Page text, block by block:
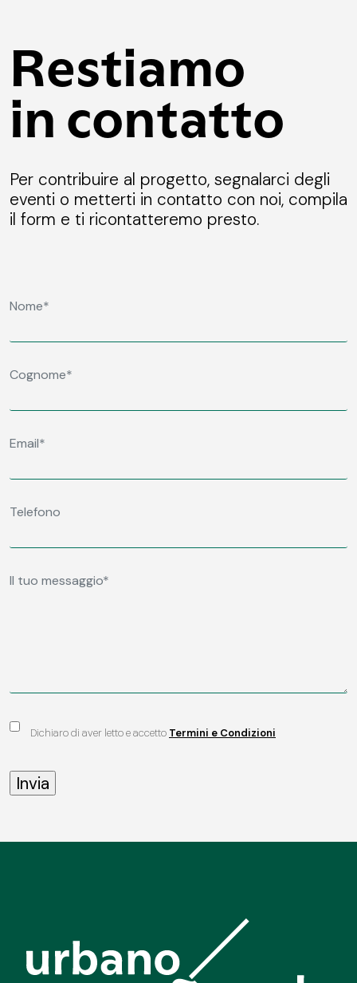
Restiamo
in contatto
Per contribuire al progetto, segnalarci degli
eventi o metterti in contatto con noi, compila
il form e ti ricontatteremo presto.
Dichiaro di aver letto e accetto Termini e Condizioni